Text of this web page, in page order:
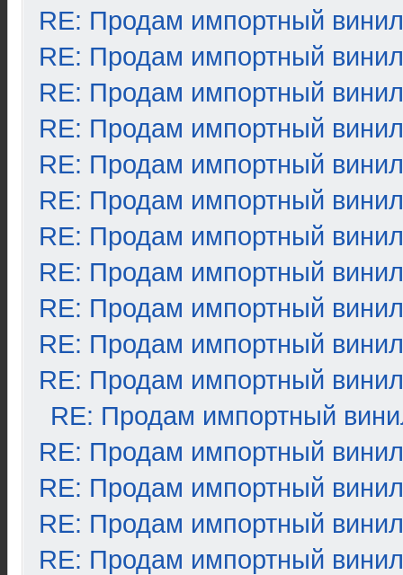
RE: Продам импортный винил
RE: Продам импортный винил
RE: Продам импортный винил
RE: Продам импортный винил
RE: Продам импортный винил
RE: Продам импортный винил
RE: Продам импортный винил
RE: Продам импортный винил
RE: Продам импортный винил
RE: Продам импортный винил
RE: Продам импортный винил
RE: Продам импортный
RE: Продам импортный винил
RE: Продам импортный винил
RE: Продам импортный винил
RE: Продам импортный винил